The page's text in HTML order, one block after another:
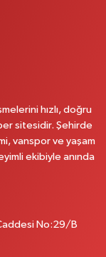
KAN MERKEZİ
hızlı, doğru
sitesidir. Şehirde
vanspor ve yaşam
ekibiyle anında
No:29/B